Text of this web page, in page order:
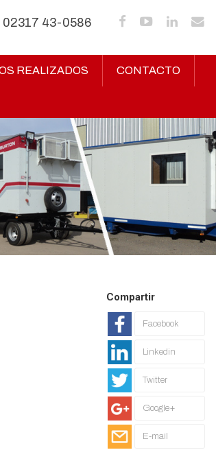
02317 43-0586
REALIZADOS CONTACTO
Compartir
Facebook
Linkedin
Twitter
Google+
E-mail